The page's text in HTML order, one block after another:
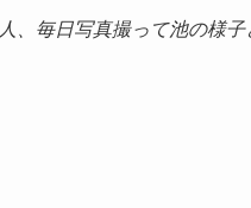
毎日写真撮って池の様子